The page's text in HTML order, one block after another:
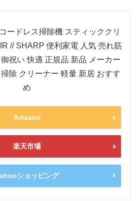
ードレス掃除機 スティッククリ
// SHARP 便利家電 人気 売れ筋
祝い 快適 正規品 新品 メーカー
除 クリーナー 軽量 新居 おすす
め
Amazon
楽天市場
ショッピング